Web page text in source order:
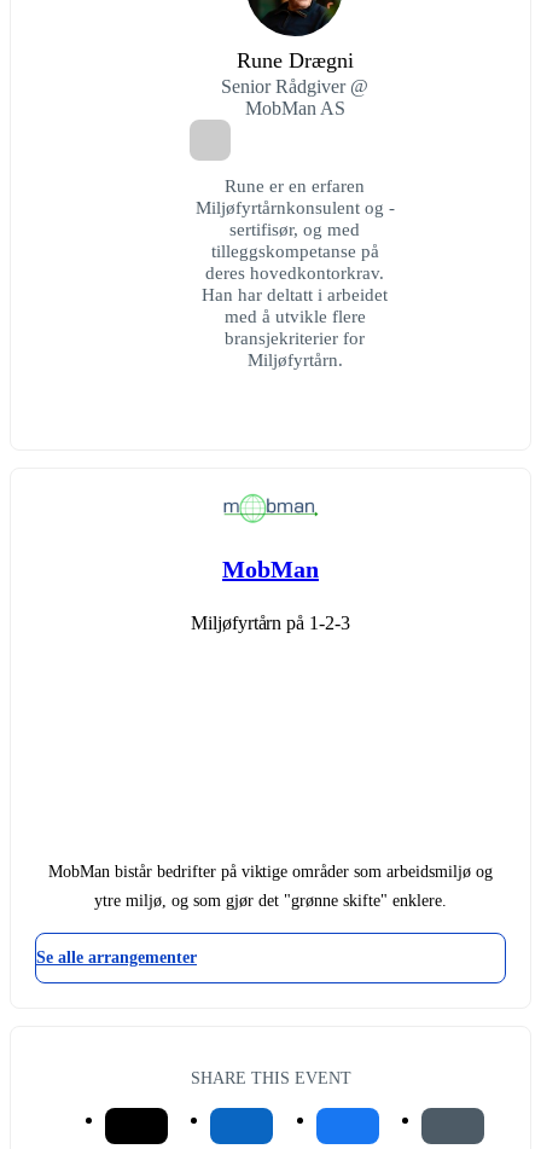
Rune Drægni
Senior Rådgiver @
MobMan AS
Rune er en erfaren
Miljøfyrtårnkonsulent og -
sertifisør, og med
tilleggskompetanse på
deres hovedkontorkrav.
Han har deltatt i arbeidet
med å utvikle flere
bransjekriterier for
Miljøfyrtårn.
MobMan
Miljøfyrtårn på 1-2-3
MobMan bistår bedrifter på viktige områder som arbeidsmiljø og
ytre miljø, og som gjør det "grønne skifte" enklere.
Se alle arrangementer
SHARE THIS EVENT